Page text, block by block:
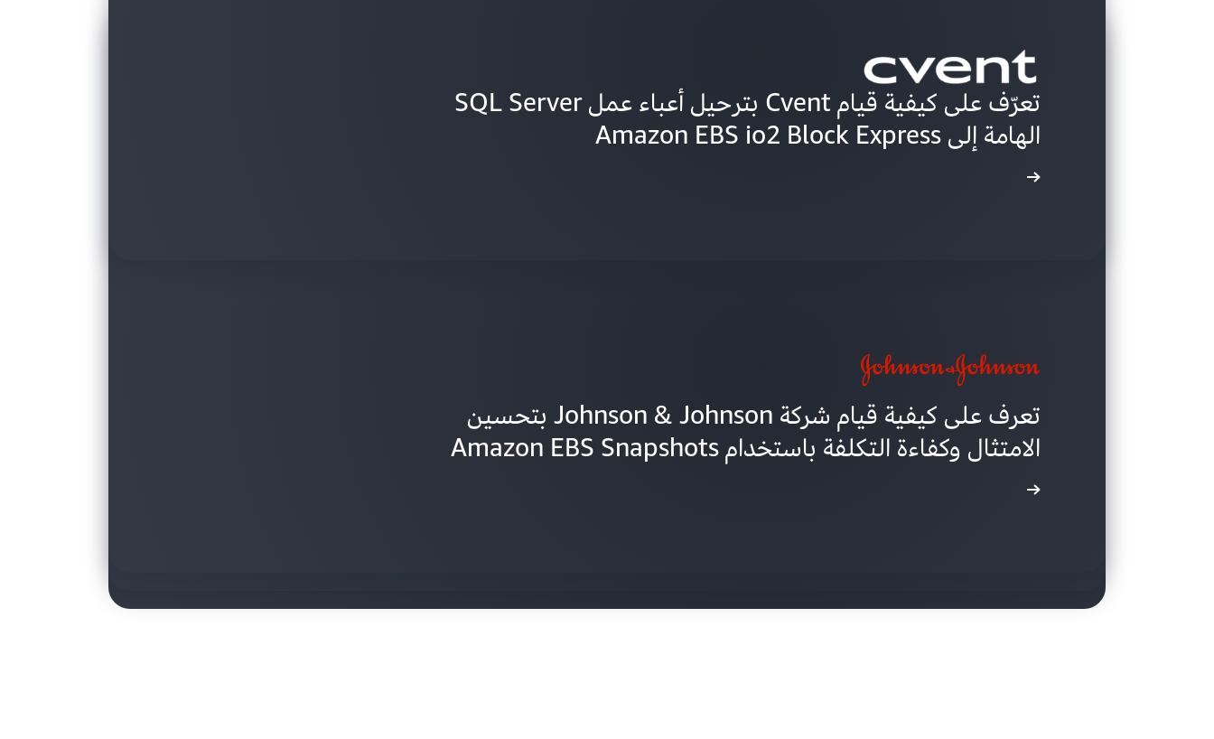
تعرّف على كيفية قيام Cvent بترحيل أعباء عمل SQL Server
الهامة إلى Amazon EBS io2 Block Express
تعرف على كيفية قيام شركة Johnson & Johnson بتحسين
الامتثال وكفاءة التكلفة باستخدام Amazon EBS Snapshots
تعرف على كيفية استخدام Devo لـ Amazon EBS لتحسين
هوامش الربح والأداء والمرونة التنافسيةتعرف على كيفية قيام Salesforce بتحديث حل سحابة التسويق
الخاص بها لتوفير المال والنشر بشكل أسرع على AWS